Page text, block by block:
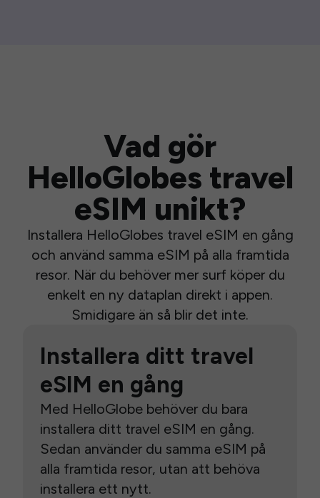
Vad gör
HelloGlobes travel
eSIM unikt?
Installera HelloGlobes travel eSIM en gång
och använd samma eSIM på alla framtida
resor. När du behöver mer surf köper du
enkelt en ny dataplan direkt i appen.
Smidigare än så blir det inte.
Installera ditt travel
eSIM en gång
Med HelloGlobe behöver du bara
installera ditt travel eSIM en gång.
Sedan använder du samma eSIM på
alla framtida resor, utan att behöva
installera ett nytt.